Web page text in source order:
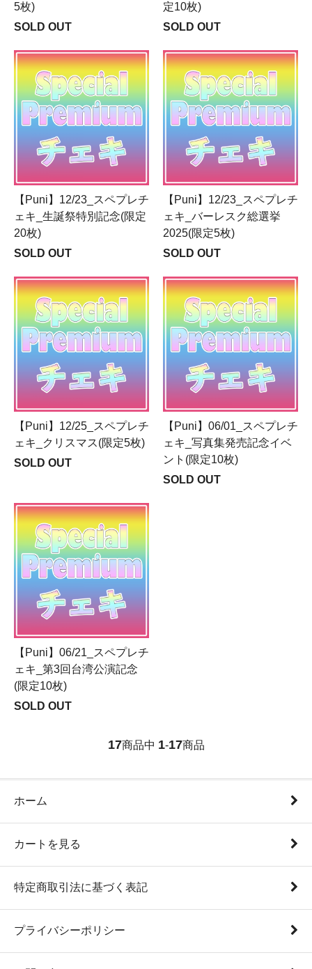
5枚)
SOLD OUT
定10枚)
SOLD OUT
【Puni】12/23_スペプレチ
ェキ_生誕祭特別記念(限定
20枚)
SOLD OUT
【Puni】12/23_スペプレチ
ェキ_バーレスク総選挙
2025(限定5枚)
SOLD OUT
【Puni】12/25_スペプレチ
ェキ_クリスマス(限定5枚)
SOLD OUT
【Puni】06/01_スペプレチ
ェキ_写真集発売記念イベ
ント(限定10枚)
SOLD OUT
【Puni】06/21_スペプレチ
ェキ_第3回台湾公演記念
(限定10枚)
SOLD OUT
17商品中 1-17商品
ホーム
カートを見る
特定商取引法に基づく表記
プライバシーポリシー